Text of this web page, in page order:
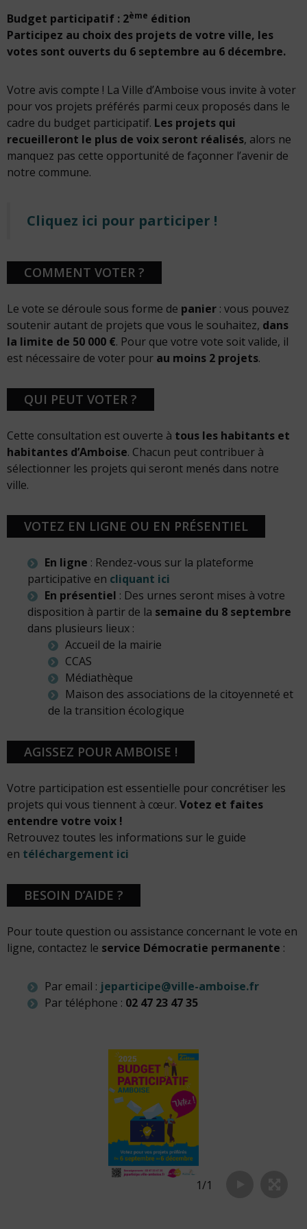
Budget participatif : 2ème édition
Participez au choix des projets de votre ville, les
votes sont ouverts du 6 septembre au 6 décembre.
Votre avis compte ! La Ville d’Amboise vous invite à voter
pour vos projets préférés parmi ceux proposés dans le
cadre du budget participatif. Les projets qui
recueilleront le plus de voix seront réalisés, alors ne
manquez pas cette opportunité de façonner l’avenir de
notre commune.
Cliquez ici pour participer !
COMMENT VOTER ?
Le vote se déroule sous forme de panier : vous pouvez
soutenir autant de projets que vous le souhaitez, dans
la limite de 50 000 €. Pour que votre vote soit valide, il
est nécessaire de voter pour au moins 2 projets.
QUI PEUT VOTER ?
Cette consultation est ouverte à tous les habitants et
habitantes d’Amboise. Chacun peut contribuer à
sélectionner les projets qui seront menés dans notre
ville.
VOTEZ EN LIGNE OU EN PRÉSENTIEL
En ligne : Rendez-vous sur la plateforme
participative en cliquant ici
En présentiel : Des urnes seront mises à votre
disposition à partir de la semaine du 8 septembre
dans plusieurs lieux :
Accueil de la mairie
CCAS
Médiathèque
Maison des associations de la citoyenneté et
de la transition écologique
AGISSEZ POUR AMBOISE !
Votre participation est essentielle pour concrétiser les
projets qui vous tiennent à cœur. Votez et faites
entendre votre voix !
Retrouvez toutes les informations sur le guide
en téléchargement ici
BESOIN D’AIDE ?
Pour toute question ou assistance concernant le vote en
ligne, contactez le service Démocratie permanente :
Par email : jeparticipe@ville-amboise.fr
Par téléphone : 02 47 23 47 35
1/1